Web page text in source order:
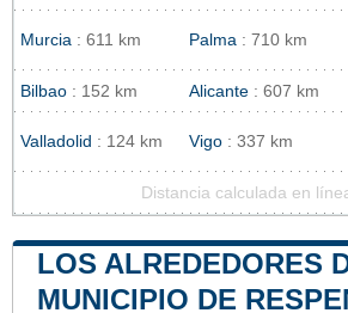
Murcia : 611 km Palma : 710 km
Bilbao : 152 km Alicante : 607 km
Valladolid : 124 km Vigo : 337 km
Distancia calculada en
LOS ALREDEDORES
MUNICIPIO DE